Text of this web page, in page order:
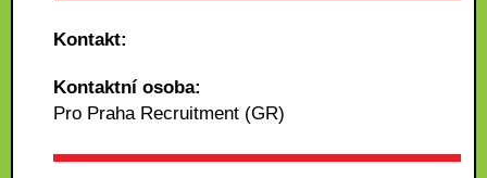
Kontakt:
Kontaktní osoba:
Pro Praha Recruitment (GR)